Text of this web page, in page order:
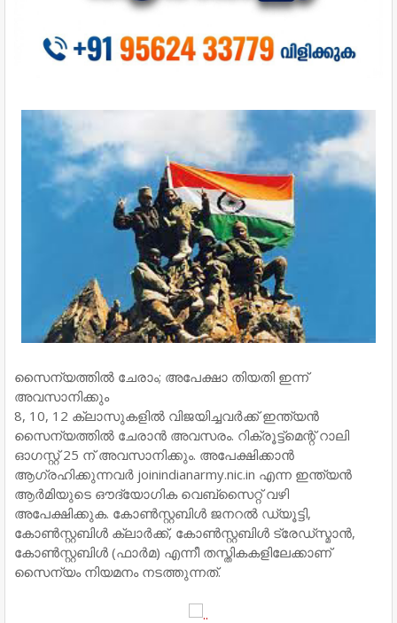
സൈന്യത്തിൽ ചേരാം; അപേക്ഷാ തിയതി ഇന്ന്
അവസാനിക്കും
8, 10, 12 ക്ലാസുകളിൽ വിജയിച്ചവർക്ക് ഇന്ത്യൻ
സൈന്യത്തിൽ ചേരാൻ അവസരം. റിക്രൂട്ട്‌മെന്റ് റാലി
ഓഗസ്റ്റ് 25 ന് അവസാനിക്കും. അപേക്ഷിക്കാൻ
ആഗ്രഹിക്കുന്നവർ joinindianarmy.nic.in എന്ന ഇന്ത്യൻ
ആർമിയുടെ ഔദ്യോഗിക വെബ്സൈറ്റ് വഴി
അപേക്ഷിക്കുക. കോൺസ്റ്റബിൾ ജനറൽ ഡ്യൂട്ടി,
കോൺസ്റ്റബിൾ ക്ലാർക്ക്, കോൺസ്റ്റബിൾ ട്രേഡ്സ്മാൻ,
കോൺസ്റ്റബിൾ (ഫാർമ) എന്നീ തസ്തികകളിലേക്കാണ്
സൈന്യം നിയമനം നടത്തുന്നത്.